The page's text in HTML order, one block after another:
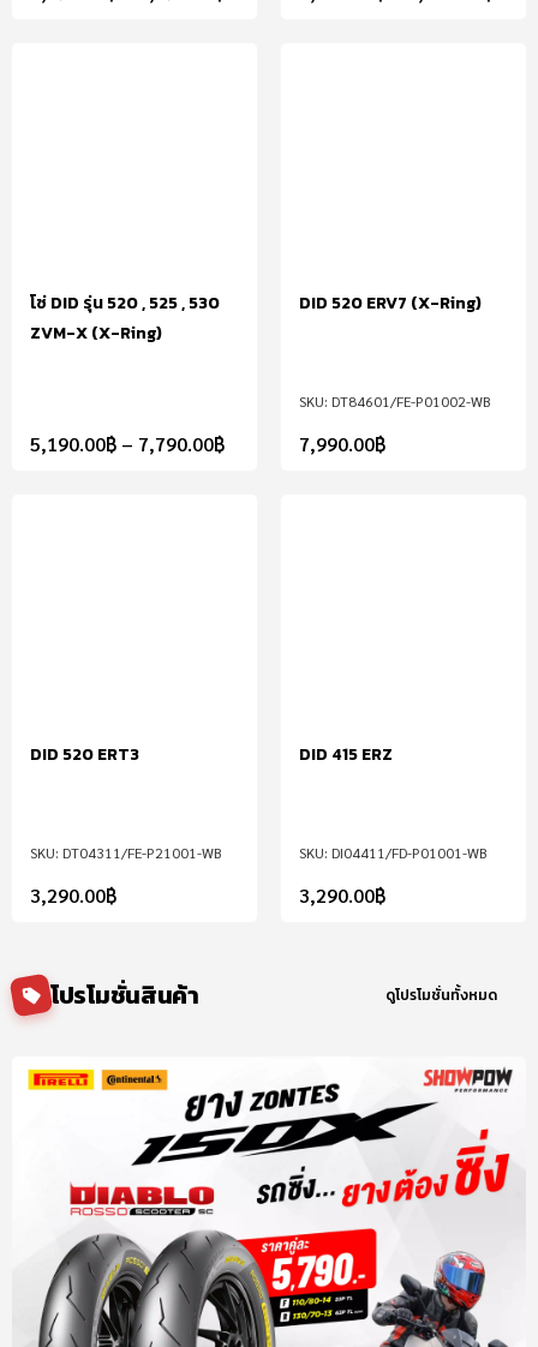
โซ่ DID รุ่น 520 , 525 , 530
ZVM-X (X-Ring)
5,190.00฿ – 7,790.00฿
DT84601/FE-P01002-WB
DID 520 ERV7 (X-Ring)
7,990.00฿
DT04311/FE-P21001-WB
DID 520 ERT3
3,290.00฿
DI04411/FD-P01001-WB
DID 415 ERZ
3,290.00฿
โปรโมชั่นสินค้า ดูโปรโมชั่นทั้งหมด